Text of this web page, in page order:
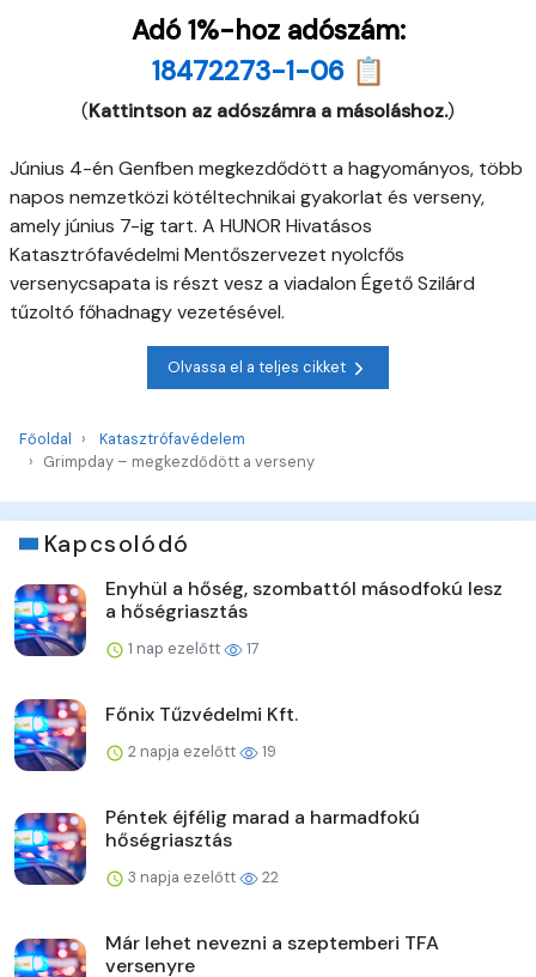
Adó 1%-hoz adószám:
18472273-1-06 📋
(Kattintson az adószámra a másoláshoz.)
Június 4-én Genfben megkezdődött a hagyományos, több
napos nemzetközi kötéltechnikai gyakorlat és verseny,
amely június 7-ig tart. A HUNOR Hivatásos
Katasztrófavédelmi Mentőszervezet nyolcfős
versenycsapata is részt vesz a viadalon Égető Szilárd
tűzoltó főhadnagy vezetésével.
Olvassa el a teljes cikket
Főoldal
Katasztrófavédelem
Grimpday – megkezdődött a verseny
Kapcsolódó
Enyhül a hőség, szombattól másodfokú lesz
a hőségriasztás
1 nap ezelőtt 17
Főnix Tűzvédelmi Kft.
2 napja ezelőtt 19
Péntek éjfélig marad a harmadfokú
hőségriasztás
3 napja ezelőtt 22
Már lehet nevezni a szeptemberi TFA
versenyre